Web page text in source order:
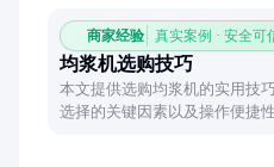
商家经验 真实案例 · 安全可
均浆机选购技巧
本文提供选购均浆机的实用技
选择的关键因素以及操作便捷